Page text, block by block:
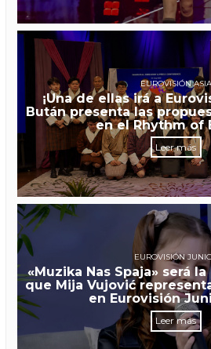
EUROVISIÓN ASIA
¡Una de ellas irá a
Bután presenta las
en el Rhythm of
Leer más
EUROVISIÓN
«Muzika Nas Spaja» será
que Mija Vujović
en Eurovisión
Leer más